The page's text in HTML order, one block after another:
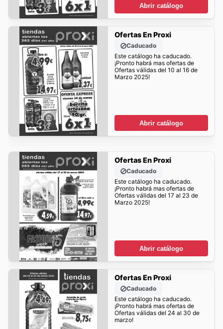
Abrir catálogo
Ofertas En Proxi
Caducado
Este catálogo ha caducado.
¡Pronto habrá mas ofertas de
Ofertas válidas del 10 al 16 de
Marzo 2025!
Abrir catálogo
Ofertas En Proxi
Caducado
Este catálogo ha caducado.
¡Pronto habrá mas ofertas de
Ofertas válidas del 17 al 23 de
Marzo 2025!
Abrir catálogo
Ofertas En Proxi
Caducado
Este catálogo ha caducado.
¡Pronto habrá mas ofertas de
Ofertas válidas del 24 al 30 de
marzo!